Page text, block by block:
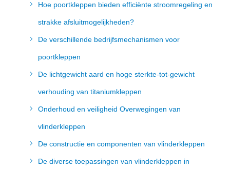
Hoe poortkleppen bieden efficiënte stroomregeling en
strakke afsluitmogelijkheden?
De verschillende bedrijfsmechanismen voor
poortkleppen
De lichtgewicht aard en hoge sterkte-tot-gewicht
verhouding van titaniumkleppen
Onderhoud en veiligheid Overwegingen van
vlinderkleppen
De constructie en componenten van vlinderkleppen
De diverse toepassingen van vlinderkleppen in